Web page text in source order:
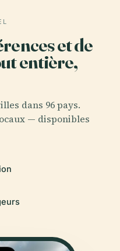
et de
entière,
dans 96 pays.
— disponibles